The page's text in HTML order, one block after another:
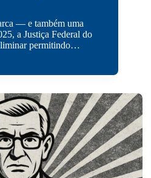
— e também uma
a Justiça Federal do
liminar permitindo…